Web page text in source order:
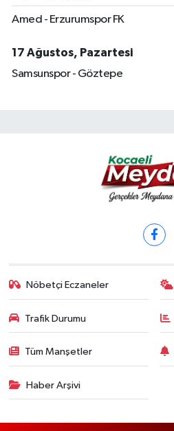
Amed - Erzurumspor FK
17 Ağustos, Pazartesi
Samsunspor - Göztepe
Nöbetçi Eczaneler
Trafik Durumu
Tüm Manşetler
Haber Arşivi